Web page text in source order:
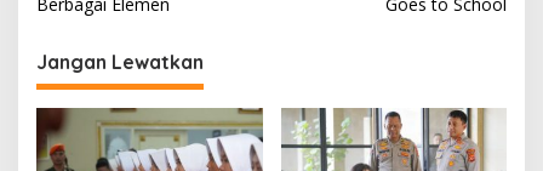
g
a
s
i
Berbagai Elemen
Goes to School
Jangan Lewatkan